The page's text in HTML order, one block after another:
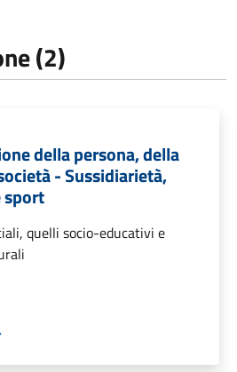
(2)
della persona, della
- Sussidiarietà,
sport
quelli socio-educativi e